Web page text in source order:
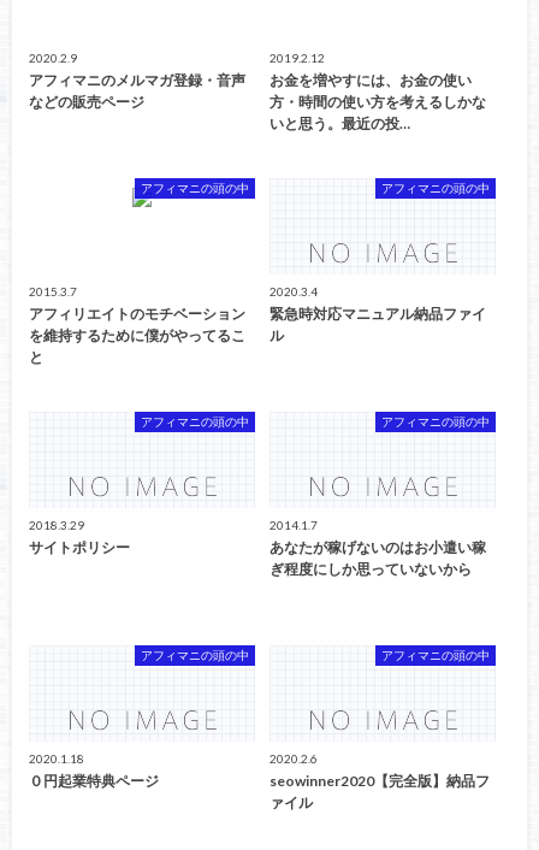
2020.2.9
アフィマニのメルマガ登録・音声
などの販売ページ
2019.2.12
お金を増やすには、お金の使い
方・時間の使い方を考えるしかな
いと思う。最近の投…
アフィマニの頭の中
2015.3.7
アフィリエイトのモチベーション
を維持するために僕がやってるこ
と
アフィマニの頭の中
2020.3.4
緊急時対応マニュアル納品ファイ
ル
アフィマニの頭の中
2018.3.29
サイトポリシー
アフィマニの頭の中
2014.1.7
あなたが稼げないのはお小遣い稼
ぎ程度にしか思っていないから
アフィマニの頭の中
2020.1.18
０円起業特典ページ
アフィマニの頭の中
2020.2.6
seowinner2020【完全版】納品フ
ァイル